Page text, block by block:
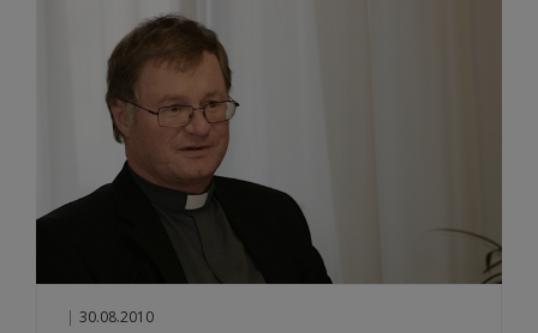
| 30.08.2010